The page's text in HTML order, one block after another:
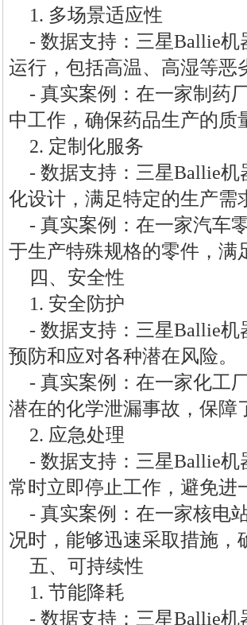
1. 多场景适应性
- 数据支持：三星Ballie
运行，包括高温、高湿等恶
- 真实案例：在一家制药
中工作，确保药品生产的质
2. 定制化服务
- 数据支持：三星Ballie
化设计，满足特定的生产需
- 真实案例：在一家汽车
于生产特殊规格的零件，满
四、安全性
1. 安全防护
- 数据支持：三星Ballie
预防和应对各种潜在风险。
- 真实案例：在一家化工
潜在的化学泄漏事故，保障
2. 应急处理
- 数据支持：三星Ballie
常时立即停止工作，避免进
- 真实案例：在一家核电
况时，能够迅速采取措施，
五、可持续性
1. 节能降耗
- 数据支持：三星Ballie